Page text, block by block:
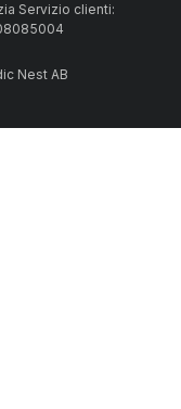
Servizio clienti:
Nest AB